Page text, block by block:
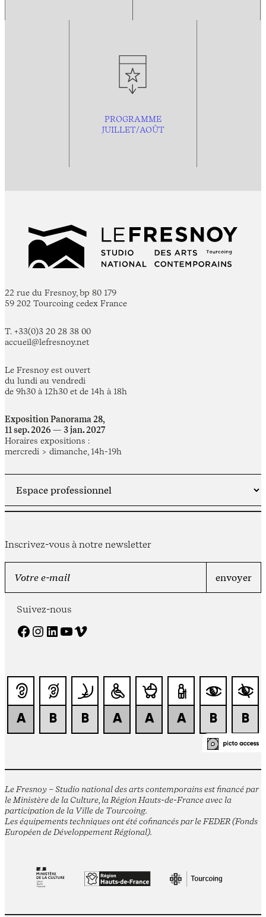
PROGRAMME
JUILLET/AOÛT
22 rue du Fresnoy, bp 80 179
59 202 Tourcoing cedex France
T. +33(0)3 20 28 38 00
accueil@lefresnoy.net
Le Fresnoy est ouvert
du lundi au vendredi
de 9h30 à 12h30 et de 14h à 18h
Exposition Panorama 28,
11 sep. 2026 — 3 jan. 2027
Horaires expositions :
mercredi > dimanche, 14h-19h
Inscrivez-vous à notre newsletter
Suivez-nous
Facebook Instagram LinkedIn YouTube Vimeo
Le Fresnoy – Studio national des arts contemporains est financé par
le Ministère de la Culture, la Région Hauts-de-France avec la
participation de la Ville de Tourcoing.
Les équipements techniques ont été cofinancés par le FEDER (Fonds
Européen de Développement Régional).